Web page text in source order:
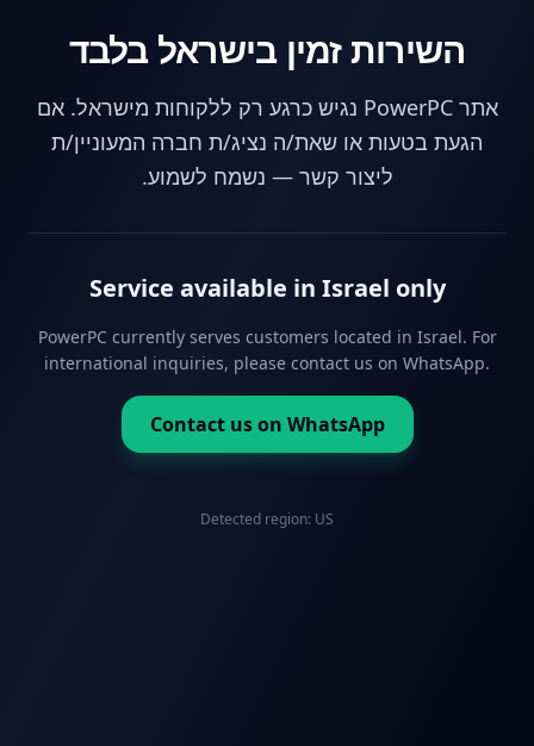
השירות זמין בישראל בלבד
אתר PowerPC נגיש כרגע רק ללקוחות מישראל. אם
הגעת בטעות או שאת/ה נציג/ת חברה המעוניין/ת
ליצור קשר — נשמח לשמוע.
Service available in Israel only
PowerPC currently serves customers located in Israel. For
international inquiries, please contact us on WhatsApp.
Contact us on WhatsApp
Detected region: US